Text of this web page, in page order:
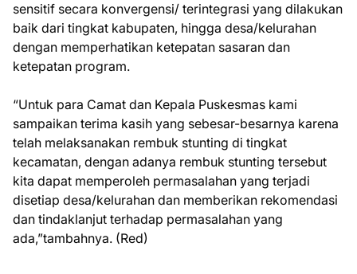
sensitif secara konvergensi/ terintegrasi yang dilakukan
baik dari tingkat kabupaten, hingga desa/kelurahan
dengan memperhatikan ketepatan sasaran dan
ketepatan program.
“Untuk para Camat dan Kepala Puskesmas kami
sampaikan terima kasih yang sebesar-besarnya karena
telah melaksanakan rembuk stunting di tingkat
kecamatan, dengan adanya rembuk stunting tersebut
kita dapat memperoleh permasalahan yang terjadi
disetiap desa/kelurahan dan memberikan rekomendasi
dan tindaklanjut terhadap permasalahan yang
ada,”tambahnya. (Red)